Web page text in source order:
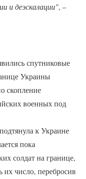
и деэскалации", –
спутниковые
Украины
скопление
военных под
к Украине
пока
солдат на границе,
их число, перебросив